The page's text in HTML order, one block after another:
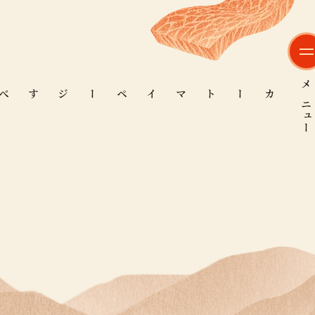
メニュー
マイページ カート